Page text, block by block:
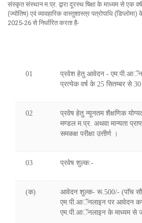
संस्कृत संस्थान म.प्र. द्वारा दूरस्थ षिक्षा के माध्यम से एक वर्षीय
(ज्योतिष) एवं व्यावहारिक वास्तुशास्त्र पत्रोपाधि
2025-26 से निर्धारित करता है-
01
प्रवेश हेतु आवेदन -
प्रत्येक वर्ष के 25 सितम्बर से
02
प्रवेष हेतु न्यूनतम शैक्षणिक
मण्डल म.प्र. अथवा मान्यता
समकक्ष परीक्षा उत्तीर्ण ।
03 प्रवेष शुल्क:-
(क)
आवेदन शुल्क- रू.500/- (पाॅच सौ
एम.पी.आॅनलाइन पर आवेदन
एम.पी.आॅनलाइन के माध्यम से